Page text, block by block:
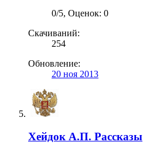
0/5, Оценок: 0
Скачиваний:
254
Обновление:
20 ноя 2013
Хейдок А.П. Рассказы